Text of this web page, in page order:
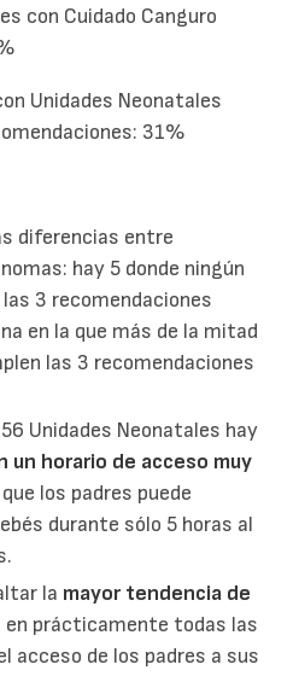
con Cuidado Canguro
Unidades Neonatales
31%
diferencias entre
hay 5 donde ningún
3 recomendaciones
en la que más de la mitad
las 3 recomendaciones
Unidades Neonatales hay
un horario de acceso muy
los padres puede
durante sólo 5 horas al
la mayor tendencia de
en prácticamente todas las
acceso de los padres a sus